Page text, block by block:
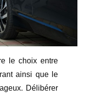
le choix entre
ainsi que le
Délibérer